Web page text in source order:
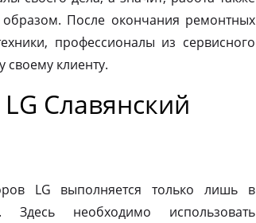
После окончания ремонтных
профессионалы из сервисного
своему клиенту.
Славянский
LG выполняется только лишь в
Здесь необходимо использовать